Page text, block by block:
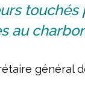
touchés
au
général